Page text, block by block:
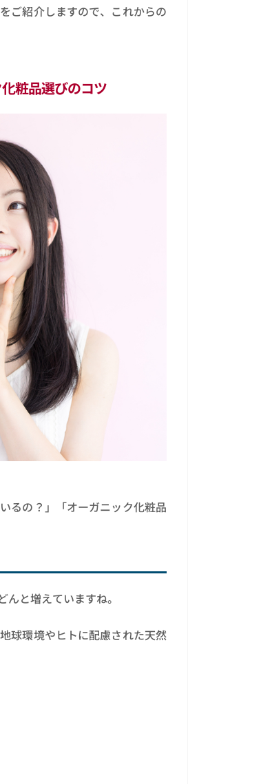
ご紹介しますので、これからの
粧品選びのコツ
るの？」「オーガニック化粧品
と増えていますね。
球環境やヒトに配慮された天然